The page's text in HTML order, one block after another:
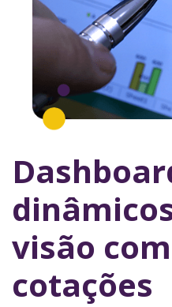
visão
cotações